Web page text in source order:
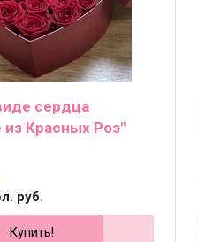
сердца
Красных Роз"
руб.
Купить!